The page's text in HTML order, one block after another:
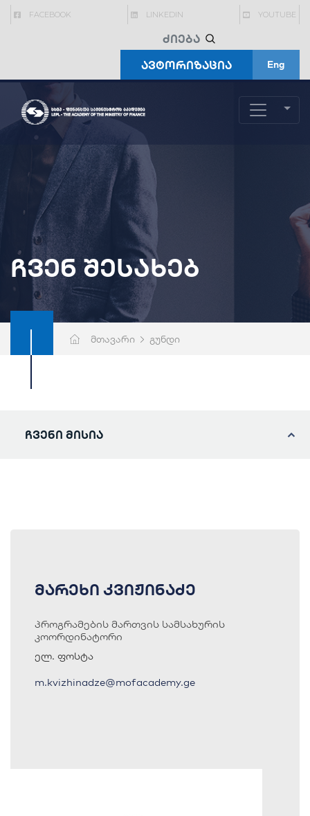
FACEBOOK LINKEDIN YOUTUBE
ავტორიზაცია Eng
ჩვენ შესახებ
მთავარი გუნდი
ჩვენი მისია
მარეხი კვიჟინაძე
პროგრამების მართვის სამსახურის
კოორდინატორი
ელ. ფოსტა
m.kvizhinadze@mofacademy.ge